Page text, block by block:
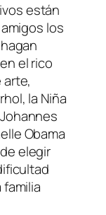
están
los
el rico
la Niña
Obama
elegir